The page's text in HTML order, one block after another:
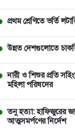
প্রথম শ্রেণিতে ভর্তি
উন্নত দেশগুলোতে
নারী ও শিশুর প্রতি
মহিলা পরিষদের
তনু হত্যা: হাফিজুরের
আত্মসমর্পণের নির্দেশ